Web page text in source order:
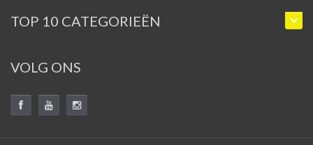
TOP 10 CATEGORIEËN
VOLG ONS